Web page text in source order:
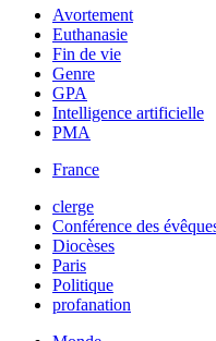
Avortement
Euthanasie
Fin de vie
Genre
GPA
Intelligence artificielle
PMA
France
clerge
Conférence des
Diocèses
Paris
Politique
profanation